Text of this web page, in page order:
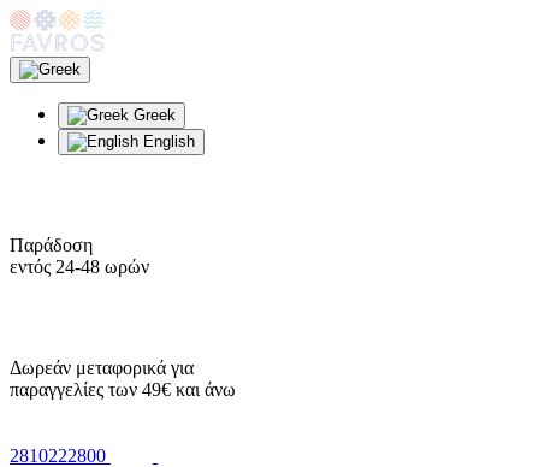
Greek
English
Παράδοση
εντός 24-48 ωρών
Δωρεάν μεταφορικά για
παραγγελίες των 49€ και άνω
2810222800